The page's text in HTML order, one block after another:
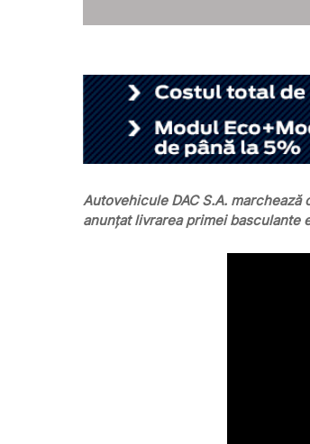
Autovehicule DAC S.A.
anunțat livrarea primei basculante